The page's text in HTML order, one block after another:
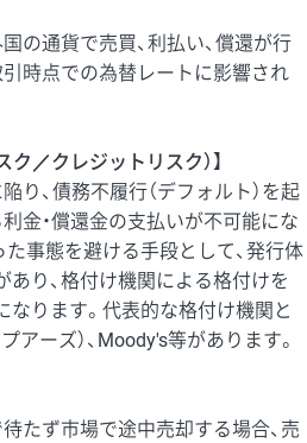
の通貨で売買、利払い、償還が行
時点での為替レートに影響され
ク／クレジットリスク）】
り、債務不履行（デフォルト）を起
金・償還金の支払いが不可能にな
事態を避ける手段として、発行体
り、格付け機関による格付けを
ります。代表的な格付け機関と
アーズ）、Moody's等があります。
たず市場で途中売却する場合、売